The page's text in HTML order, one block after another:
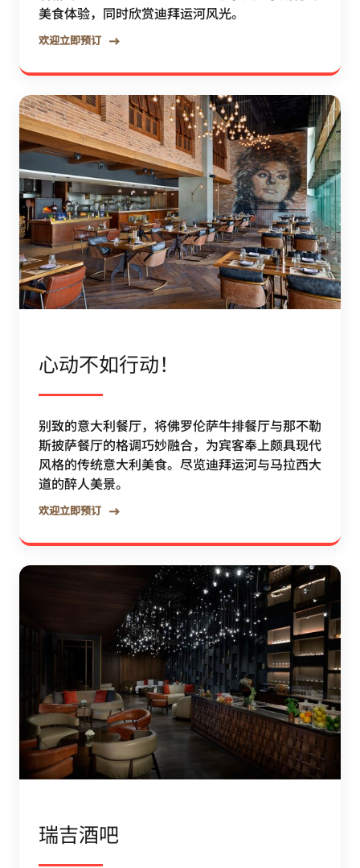
美食体验，同时欣赏迪拜运河风光。
欢迎立即预订
心动不如行动！
别致的意大利餐厅，将佛罗伦萨牛排餐厅与那不勒
斯披萨餐厅的格调巧妙融合，为宾客奉上颇具现代
风格的传统意大利美食。尽览迪拜运河与马拉西大
道的醉人美景。
欢迎立即预订
瑞吉酒吧